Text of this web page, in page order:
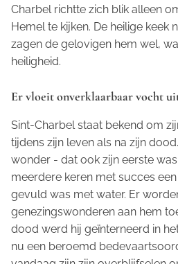
Charbel richtte zich blik alleen
Hemel te kijken. De heilige keek
zagen de gelovigen hem wel,
heiligheid.
Er vloeit onverklaarbaar vocht
Sint-Charbel staat bekend om
tijdens zijn leven als na zijn
wonder - dat ook zijn eerste
meerdere keren met succes
gevuld was met water. Er
genezingswonderen aan hem
dood werd hij geïnterneerd in
nu een beroemd